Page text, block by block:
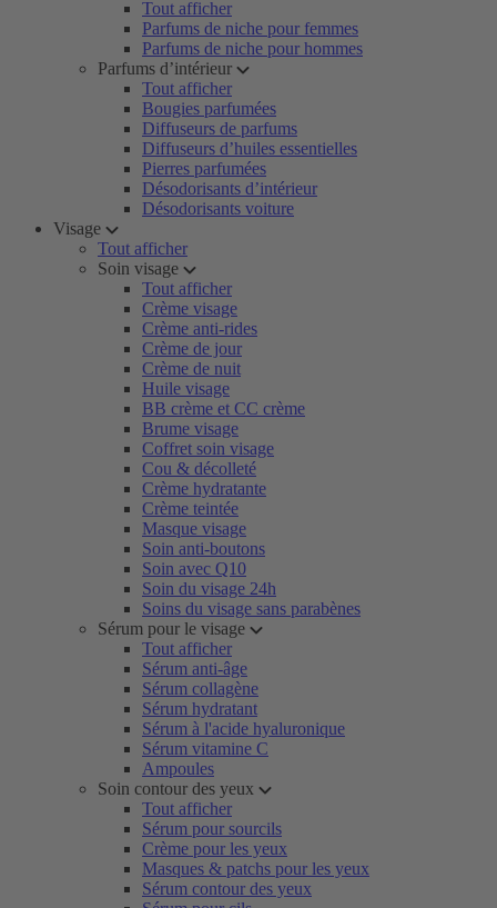
Tout afficher
Parfums de niche pour femmes
Parfums de niche pour hommes
Parfums d’intérieur
Tout afficher
Bougies parfumées
Diffuseurs de parfums
Diffuseurs d’huiles essentielles
Pierres parfumées
Désodorisants d’intérieur
Désodorisants voiture
Visage
Tout afficher
Soin visage
Tout afficher
Crème visage
Crème anti-rides
Crème de jour
Crème de nuit
Huile visage
BB crème et CC crème
Brume visage
Coffret soin visage
Cou & décolleté
Crème hydratante
Crème teintée
Masque visage
Soin anti-boutons
Soin avec Q10
Soin du visage 24h
Soins du visage sans parabènes
Sérum pour le visage
Tout afficher
Sérum anti-âge
Sérum collagène
Sérum hydratant
Sérum à l'acide hyaluronique
Sérum vitamine C
Ampoules
Soin contour des yeux
Tout afficher
Sérum pour sourcils
Crème pour les yeux
Masques & patchs pour les yeux
Sérum contour des yeux